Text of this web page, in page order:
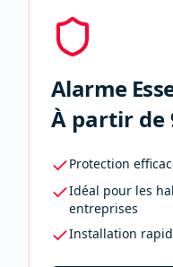
Alarme
À partir de
Protection
Idéal pour les
entreprises
Installation